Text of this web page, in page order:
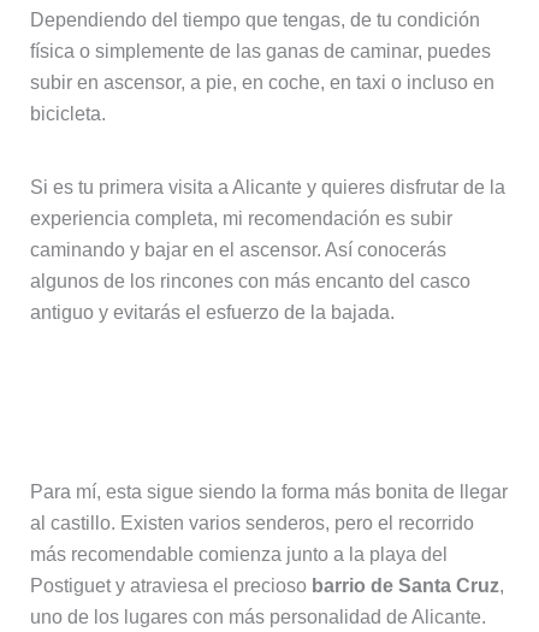
Dependiendo del tiempo que tengas, de tu condición
física o simplemente de las ganas de caminar, puedes
subir en ascensor, a pie, en coche, en taxi o incluso en
bicicleta.
Si es tu primera visita a Alicante y quieres disfrutar de la
experiencia completa, mi recomendación es subir
caminando y bajar en el ascensor. Así conocerás
algunos de los rincones con más encanto del casco
antiguo y evitarás el esfuerzo de la bajada.
Para mí, esta sigue siendo la forma más bonita de llegar
al castillo. Existen varios senderos, pero el recorrido
más recomendable comienza junto a la playa del
Postiguet y atraviesa el precioso barrio de Santa Cruz,
uno de los lugares con más personalidad de Alicante.